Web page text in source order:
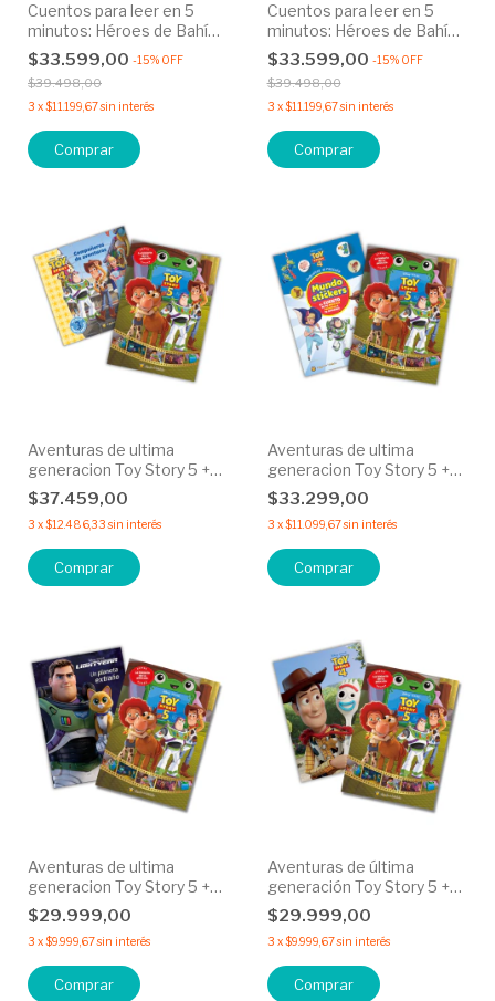
Cuentos para leer en 5
minutos: Héroes de Bahía
Aventura + Historias para
armar: Un equipo
extraordinario
$33.599,00 -15% OFF
$39.498,00
3 x$11.199,67sin interés
Cuentos para leer en 5
minutos: Héroes de Bahía
Aventura + Historias para
armar: Una noche muy
especial
$33.599,00 -15% OFF
$39.498,00
3 x$11.199,67sin interés
Aventuras de ultima
generacion Toy Story 5 +
Compañeros de aventuras
30% OFF
$37.459,00
3 x$12.486,33 sin interés
Aventuras de ultima
generacion Toy Story 5 +
Juguetes al recate - 30%
OFF
$33.299,00
3 x$11.099,67sin interés
Aventuras de ultima
generacion Toy Story 5 +
Un planeta extraño
Lightyear - 50% OFF
$29.999,00
3 x$9.999,67sin interés
Aventuras de última
generación Toy Story 5 +
¡Hechos Para jugar! Toy
Story 4 - 50% OFF
$29.999,00
3 x$9.999,67sin interés